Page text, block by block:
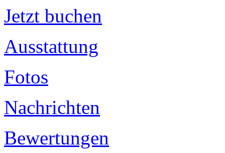
Jetzt buchen
Ausstattung
Fotos
Nachrichten
Bewertungen